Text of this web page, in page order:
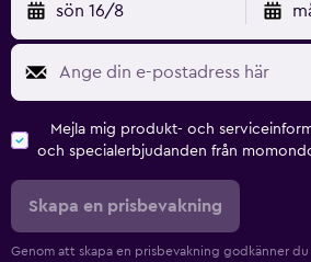
sön 16/8
Mejla mig produkt- och
och specialerbjudanden från
Skapa en prisbevakning
Genom att skapa en prisbevakning godkänner du